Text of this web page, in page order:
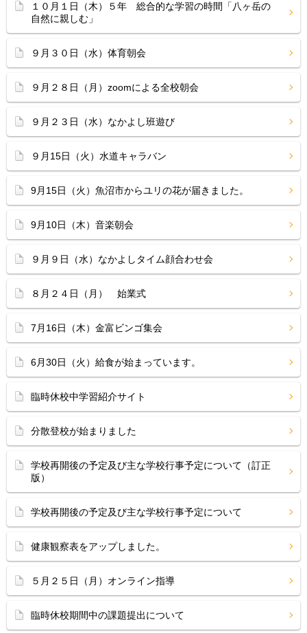
１０月１日（木）５年 総合的な学習の時間「八ヶ岳の
自然に親しむ」
９月３０日（水）体育朝会
９月２８日（月）zoomによる全校朝会
９月２３日（水）なかよし班遊び
９月15日（火）水道キャラバン
9月15日（火）魚沼市からユリの花が届きました。
9月10日（木）音楽朝会
９月９日（水）なかよしタイム顔合わせ会
８月２４日（月） 始業式
7月16日（木）金富ビンゴ集会
6月30日（火）給食が始まっています。
臨時休校中学習紹介サイト
分散登校が始まりました
学校再開後の予定及び主な学校行事予定について（訂正
版）
学校再開後の予定及び主な学校行事予定について
健康観察表をアップしました。
５月２５日（月）オンライン指導
臨時休校期間中の課題提出について